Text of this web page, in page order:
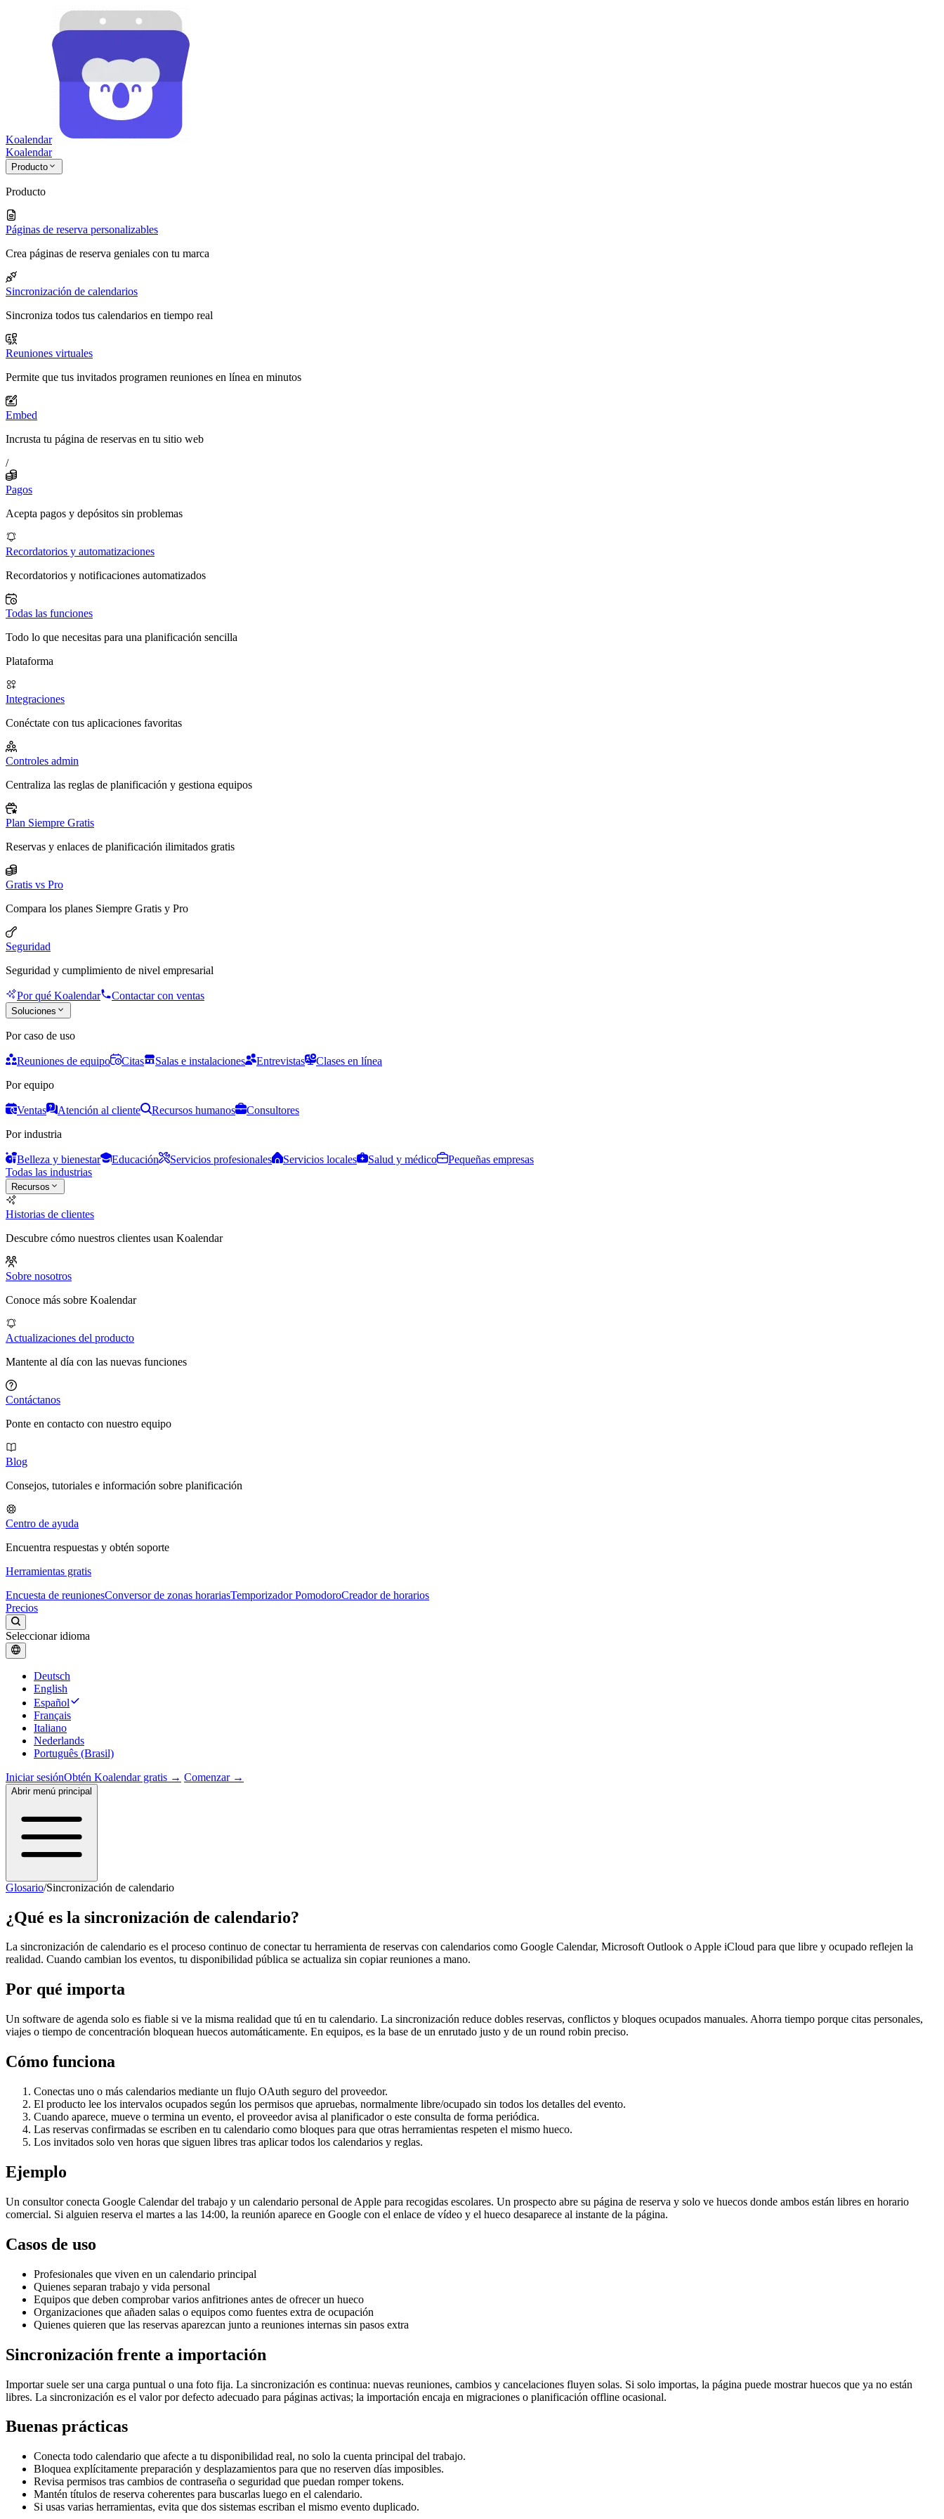
Koalendar
Koalendar
Producto
Producto
Páginas de reserva personalizables
Crea páginas de reserva geniales con tu marca
Sincronización de calendarios
Sincroniza todos tus calendarios en tiempo real
Reuniones virtuales
Permite que tus invitados programen reuniones en línea en minutos
Embed
Incrusta tu página de reservas en tu sitio web
/
Pagos
Acepta pagos y depósitos sin problemas
Recordatorios y automatizaciones
Recordatorios y notificaciones automatizados
Todas las funciones
Todo lo que necesitas para una planificación sencilla
Plataforma
Integraciones
Conéctate con tus aplicaciones favoritas
Controles admin
Centraliza las reglas de planificación y gestiona equipos
Plan Siempre Gratis
Reservas y enlaces de planificación ilimitados gratis
Gratis vs Pro
Compara los planes Siempre Gratis y Pro
Seguridad
Seguridad y cumplimiento de nivel empresarial
Por qué Koalendar Contactar con ventas
Soluciones
Por caso de uso
Reuniones de equipo Citas Salas e instalaciones Entrevistas
Clases en línea
Por equipo
Ventas Atención al cliente Recursos humanos
Consultores
Por industria
Belleza y bienestar Educación Servicios profesionales Servicios locales Salud y médico
Pequeñas empresas
Todas las industrias
Recursos
Historias de clientes
Descubre cómo nuestros clientes usan Koalendar
Sobre nosotros
Conoce más sobre Koalendar
Actualizaciones del producto
Mantente al día con las nuevas funciones
Contáctanos
Ponte en contacto con nuestro equipo
Blog
Consejos, tutoriales e información sobre planificación
Centro de ayuda
Encuentra respuestas y obtén soporte
Herramientas gratis
Encuesta de reunionesConversor de zonas horariasTemporizador PomodoroCreador de horarios
Precios
Seleccionar idioma
Deutsch
English
Español
Français
Italiano
Nederlands
Português (Brasil)
Iniciar sesiónObtén Koalendar gratis → Comenzar →
Abrir menú principal
Glosario/Sincronización de calendario
¿Qué es la sincronización de calendario?
La sincronización de calendario es el proceso continuo de conectar tu herramienta de reservas con calendarios como Google Calendar, Microsoft Outlook o Apple iCloud para que libre y ocupado reflejen la
realidad. Cuando cambian los eventos, tu disponibilidad pública se actualiza sin copiar reuniones a mano.
Por qué importa
Un software de agenda solo es fiable si ve la misma realidad que tú en tu calendario. La sincronización reduce dobles reservas, conflictos y bloques ocupados manuales. Ahorra tiempo porque citas personales,
viajes o tiempo de concentración bloquean huecos automáticamente. En equipos, es la base de un enrutado justo y de un round robin preciso.
Cómo funciona
Conectas uno o más calendarios mediante un flujo OAuth seguro del proveedor.
El producto lee los intervalos ocupados según los permisos que apruebas, normalmente libre/ocupado sin todos los detalles del evento.
Cuando aparece, mueve o termina un evento, el proveedor avisa al planificador o este consulta de forma periódica.
Las reservas confirmadas se escriben en tu calendario como bloques para que otras herramientas respeten el mismo hueco.
Los invitados solo ven horas que siguen libres tras aplicar todos los calendarios y reglas.
Ejemplo
Un consultor conecta Google Calendar del trabajo y un calendario personal de Apple para recogidas escolares. Un prospecto abre su página de reserva y solo ve huecos donde ambos están libres en horario
comercial. Si alguien reserva el martes a las 14:00, la reunión aparece en Google con el enlace de vídeo y el hueco desaparece al instante de la página.
Casos de uso
Profesionales que viven en un calendario principal
Quienes separan trabajo y vida personal
Equipos que deben comprobar varios anfitriones antes de ofrecer un hueco
Organizaciones que añaden salas o equipos como fuentes extra de ocupación
Quienes quieren que las reservas aparezcan junto a reuniones internas sin pasos extra
Sincronización frente a importación
Importar suele ser una carga puntual o una foto fija. La sincronización es continua: nuevas reuniones, cambios y cancelaciones fluyen solas. Si solo importas, la página puede mostrar huecos que ya no están
libres. La sincronización es el valor por defecto adecuado para páginas activas; la importación encaja en migraciones o planificación offline ocasional.
Buenas prácticas
Conecta todo calendario que afecte a tu disponibilidad real, no solo la cuenta principal del trabajo.
Bloquea explícitamente preparación y desplazamientos para que no reserven días imposibles.
Revisa permisos tras cambios de contraseña o seguridad que puedan romper tokens.
Mantén títulos de reserva coherentes para buscarlas luego en el calendario.
Si usas varias herramientas, evita que dos sistemas escriban el mismo evento duplicado.